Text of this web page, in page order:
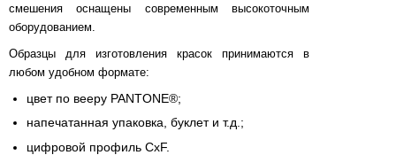
смешения оснащены современным высокоточным
оборудованием.
Образцы для изготовления красок принимаются в
любом удобном формате:
цвет по вееру PANTONE®;
напечатанная упаковка, буклет и т.д.;
цифровой профиль CxF.